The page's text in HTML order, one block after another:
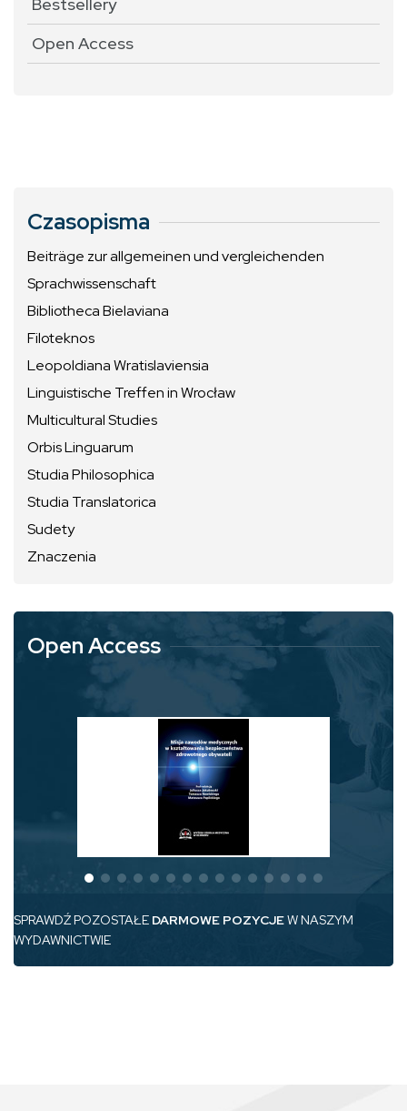
Bestsellery
Open Access
Czasopisma
Beiträge zur allgemeinen und vergleichenden
Sprachwissenschaft
Bibliotheca Bielaviana
Filoteknos
Leopoldiana Wratislaviensia
Linguistische Treffen in Wrocław
Multicultural Studies
Orbis Linguarum
Studia Philosophica
Studia Translatorica
Sudety
Znaczenia
Open Access
SPRAWDŹ POZOSTAŁE DARMOWE POZYCJEW NASZYM
WYDAWNICTWIE